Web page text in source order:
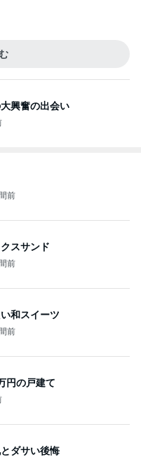
興奮の出会い
前
スサンド
前
和スイーツ
前
円の戸建て
ダサい後悔